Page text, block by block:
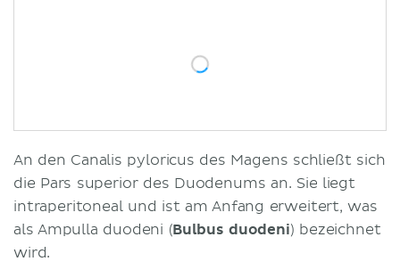
An den Canalis pyloricus des Magens schließt sich
die Pars superior des Duodenums an. Sie liegt
intraperitoneal und ist am Anfang erweitert, was
als Ampulla duodeni (Bulbus duodeni) bezeichnet
wird.